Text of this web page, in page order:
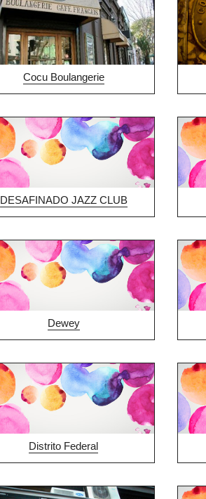
Cocu Boulangerie
DESAFINADO JAZZ CLUB
Dewey
Distrito Federal